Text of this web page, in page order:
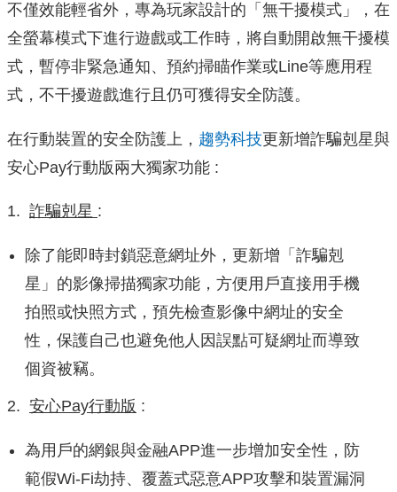
不僅效能輕省外，專為玩家設計的「無干擾模式」，在
全螢幕模式下進行遊戲或工作時，將自動開啟無干擾模
式，暫停非緊急通知、預約掃瞄作業或Line等應用程
式，不干擾遊戲進行且仍可獲得安全防護。
在行動裝置的安全防護上， 趨勢科技更新增詐騙剋星與
安心Pay行動版兩大獨家功能 :
1. 詐騙剋星 :
除了能即時封鎖惡意網址外，更新增「詐騙剋
星」的影像掃描獨家功能，方便用戶直接用手機
拍照或快照方式，預先檢查影像中網址的安全
性，保護自己也避免他人因誤點可疑網址而導致
個資被竊。
2. 安心Pay行動版 :
為用戶的網銀與金融APP進一步增加安全性，防
範假Wi-Fi劫持、覆蓋式惡意APP攻擊和裝置漏洞